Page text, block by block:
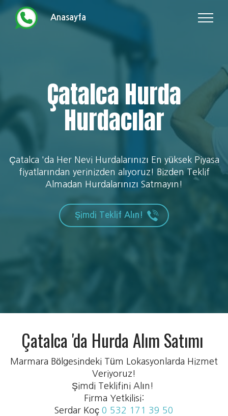
Anasayfa
Çatalca Hurda
Hurdacılar
Çatalca 'da Her Nevi Hurdalarınızı En yüksek Piyasa
fiyatlarından yerinizden alıyoruz! Bizden Teklif
Almadan Hurdalarınızı Satmayın!
Şimdi Teklif Alın!
Çatalca 'da Hurda Alım Satımı
Marmara Bölgesindeki Tüm Lokasyonlarda Hizmet
Veriyoruz!
Şimdi Teklifini Alın!
Firma Yetkilisi:
Serdar Koç 0 532 171 39 50